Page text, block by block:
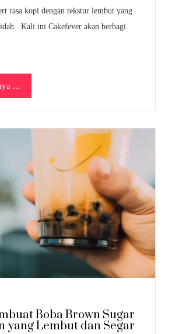
rasa kopi dengan tekstur lembut yang
Kali ini Cakefever akan berbagi
...
Boba Brown Sugar
yang Lembut dan Segar